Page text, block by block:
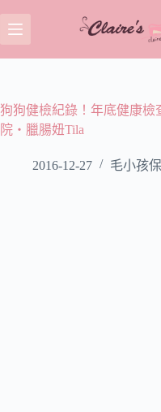
至
主
容
狗狗健檢紀錄！年底健康
院‧臘腸妞Tila
2016-12-27 毛小孩